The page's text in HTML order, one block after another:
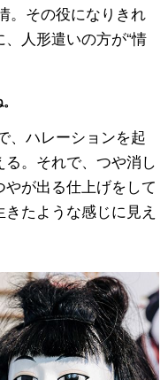
。その役になりきれ
人形遣いの方が“情
、ハレーションを起
。それで、つや消し
が出る仕上げをして
たような感じに見え